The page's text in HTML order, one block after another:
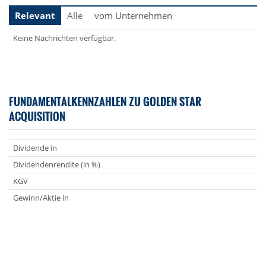
Relevant
Alle vom Unternehmen
Keine Nachrichten verfügbar.
FUNDAMENTALKENNZAHLEN ZU GOLDEN STAR
ACQUISITION
Dividende in
Dividendenrendite (in %)
KGV
Gewinn/Aktie in